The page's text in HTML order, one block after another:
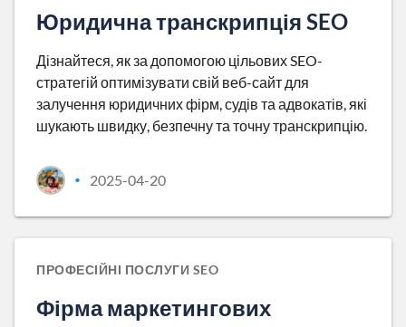
Юридична транскрипція SEO
Дізнайтеся, як за допомогою цільових SEO-
стратегій оптимізувати свій веб-сайт для
залучення юридичних фірм, судів та адвокатів, які
шукають швидку, безпечну та точну транскрипцію.
• 2025-04-20
ПРОФЕСІЙНІ ПОСЛУГИ SEO
Фірма маркетингових